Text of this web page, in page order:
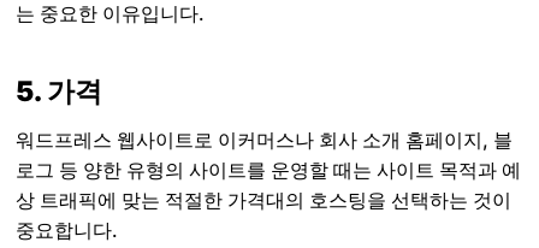
는 중요한 이유입니다.
5. 가격
워드프레스 웹사이트로 이커머스나 회사 소개 홈페이지, 블
로그 등 양한 유형의 사이트를 운영할 때는 사이트 목적과 예
상 트래픽에 맞는 적절한 가격대의 호스팅을 선택하는 것이
중요합니다.